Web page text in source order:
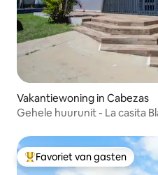
Vakantiewoning in Cabezas
Gehele huurunit - La casita
Topfavoriet van gasten
Favoriet van gasten